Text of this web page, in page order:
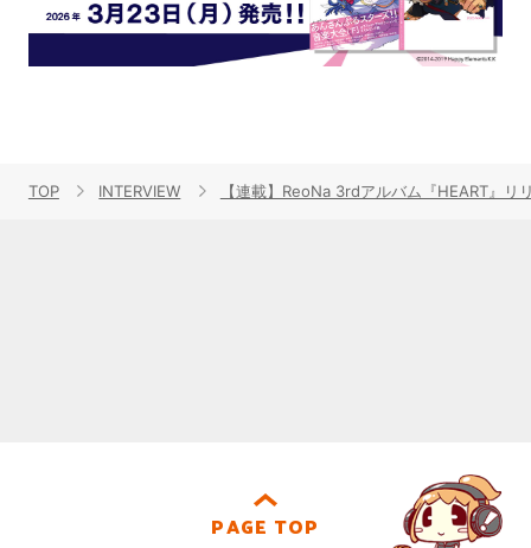
TOP INTERVIEW 【連載】ReoNa 3rdアルバム『HEART』
PAGE TOP